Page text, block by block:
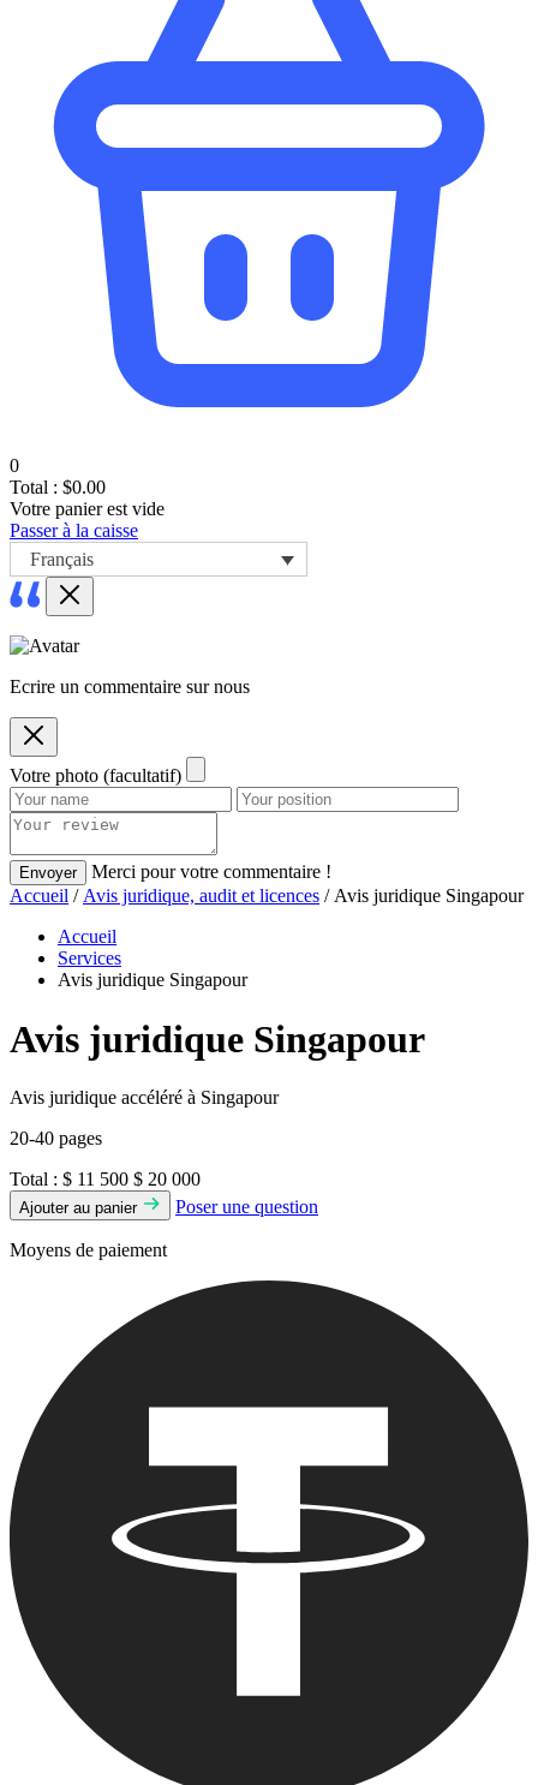
0
Total : $0.00
Votre panier est vide
Passer à la caisse
Français
Ecrire un commentaire sur nous
Votre photo (facultatif)
Envoyer
Merci pour votre commentaire !
Accueil / Avis juridique, audit et licences / Avis juridique Singapour
Accueil
Services
Avis juridique Singapour
Avis juridique Singapour
Avis juridique accéléré à Singapour
20-40 pages
Total : $ 11 500 $ 20 000
Ajouter au panier Poser une question
Moyens de paiement